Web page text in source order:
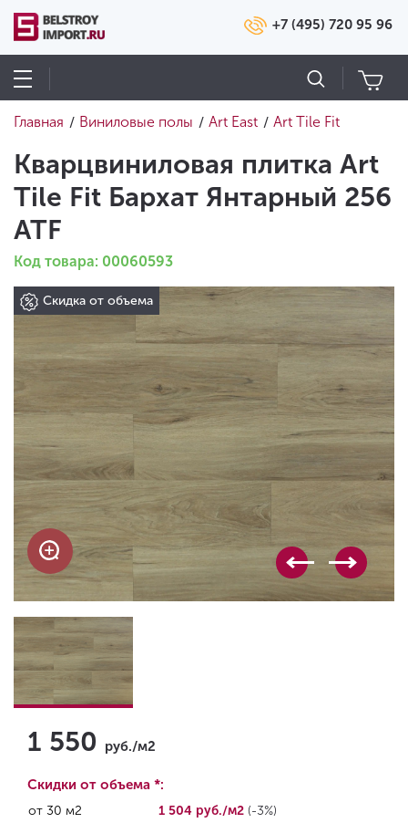
+7 (495) 720 95 96
Главная / Виниловые полы / Art East / Art Tile Fit
Кварцвиниловая плитка Art
Tile Fit Бархат Янтарный 256
ATF
Код товара: 00060593
Скидка от объема
1 550 руб./м2
Скидки от объема *:
от 30 м2 1 504 руб./м2 (-3%)